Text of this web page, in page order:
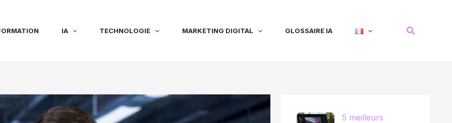
IA TECHNOLOGIE MARKETING DIGITAL GLOSSAIRE IA
5 meilleurs